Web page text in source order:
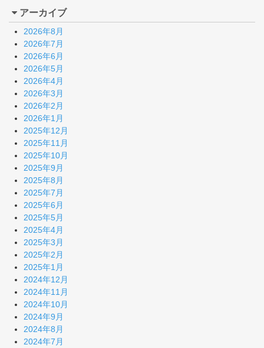
アーカイブ
2026年8月
2026年7月
2026年6月
2026年5月
2026年4月
2026年3月
2026年2月
2026年1月
2025年12月
2025年11月
2025年10月
2025年9月
2025年8月
2025年7月
2025年6月
2025年5月
2025年4月
2025年3月
2025年2月
2025年1月
2024年12月
2024年11月
2024年10月
2024年9月
2024年8月
2024年7月